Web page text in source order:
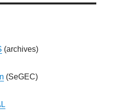
(archives)
(SeGEC)